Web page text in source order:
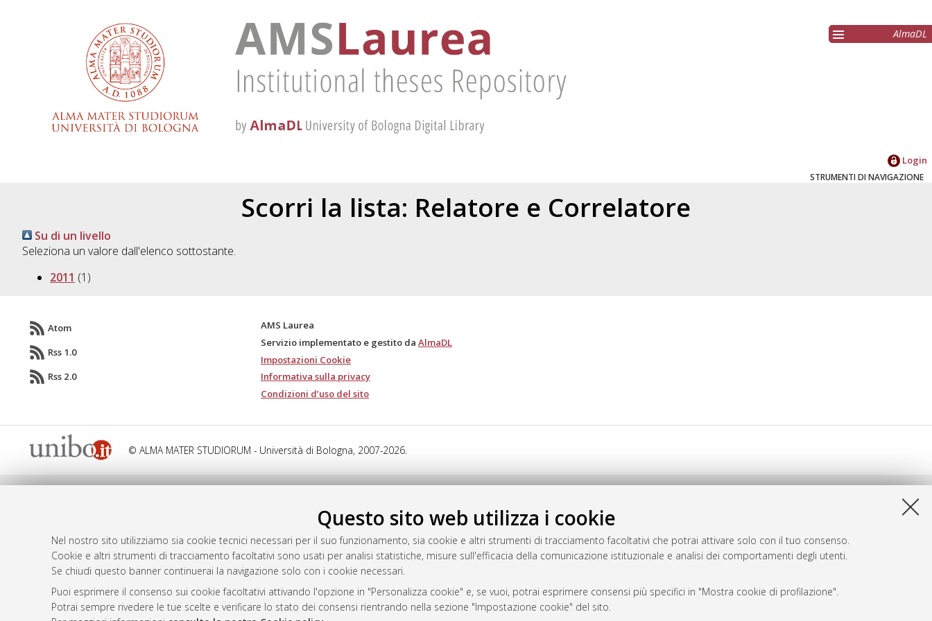
Questo sito web utilizza i cookie
Nel nostro sito utilizziamo sia cookie tecnici necessari per il suo funzionamento, sia cookie e altri strumenti di tracciamento facoltativi che potrai attivare solo con il tuo consenso.
Cookie e altri strumenti di tracciamento facoltativi sono usati per analisi statistiche, misure sull'efficacia della comunicazione istituzionale e analisi dei comportamenti degli utenti.
Se chiudi questo banner continuerai la navigazione solo con i cookie necessari.
Puoi esprimere il consenso sui cookie facoltativi attivando l'opzione in "Personalizza cookie" e, se vuoi, potrai esprimere consensi più specifici in "Mostra cookie di profilazione".
Potrai sempre rivedere le tue scelte e verificare lo stato dei consensi rientrando nella sezione "Impostazione cookie" del sito.
AlmaDL
Login
STRUMENTI DI NAVIGAZIONE
Scorri la lista: Relatore e Correlatore
Su di un livello
Seleziona un valore dall'elenco sottostante.
2011 (1)
Atom
Rss 1.0
Rss 2.0
AMS Laurea
Servizio implementato e gestito da AlmaDL
Impostazioni Cookie
Informativa sulla privacy
Condizioni d’uso del sito
© ALMA MATER STUDIORUM - Università di Bologna, 2007-2026.